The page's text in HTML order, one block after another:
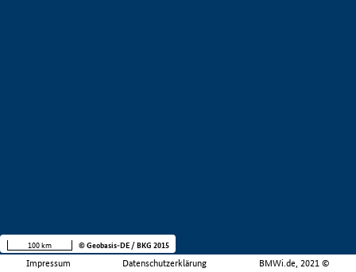
Impressum Datenschutzerklärung BMWi.de, 2021 ©
100 km © Geobasis-DE / BKG 2015